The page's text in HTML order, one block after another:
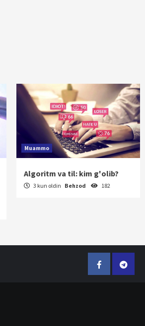
Muammo
Algoritm va til: kim g'olib?
3 kun oldin Behzod 182
Facebook